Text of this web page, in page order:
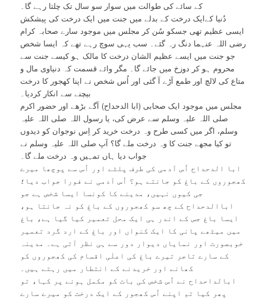
کے سائے کی طوالت میں سوار سو سال تک چلتا رہے گا۔
دُنیا کےایک درخت کے بدلے میں جنت میں ایک درخت کی پیشکش
ایسی عظیم تھی جسکو سُن کر مجلس میں موجود سارے صحابہ کرام
رضی اللہ عنہما دنگ رہ گئے۔ سب یہی سوچ رہے تھے کہ ایسا شخص
جو جنت میں ایسے عظیم الشان درخت کا مالک ہو کیسے جنت سے
محروم ہو کر دوزخ میں جائے گا۔ مگر وائے قسمت کہ دنیاوی مال و
متاع کی لالچ اور طمع آڑے آ گئی اور اُس شخص نے اپنا کھجور کا درخت
بیچنے سے انکار کردیا۔
مجلس میں موجود ایک صحابی (ابا الدحداح) آگے بڑھے اور حضور اکرم
صلی اللہ علیہ وسلم سے عرض کی، یا رسول اللہ صلی اللہ علیہ
وسلم، اگر میں کسی طرح وہ درخت خرید کر اِس نوجوان کو دیدوں
تو کیا مجھے جنت کا وہ درخت ملے گا؟ آپ صلی اللہ علیہ وسلم نے
جواب دیا ہاں تمہیں وہ درخت ملے گا۔
ابا الدحداح اُس آدمی کی طرف پلٹے اور اُس سے پوچھا میرے
کھجوروں کے باغ کو جانتے ہو؟ اُس آدمی نے فورا جواب دیا؛
جی کیوں نہیں، مدینے کا کونسا ایسا شخص ہے جو
اباالدحداح کے چھ سو کھجوروں کے باغ کو نہ جانتا ہو،
ایسا باغ جس کے اندر ہی ایک محل تعمیر کیا گیا ہے، باغ
میں میٹھے پانی کا ایک کنواں اور باغ کے ارد گرد تعمیر
خوبصورت اور نمایاں دیوار دور سے ہی نظر آتی ہے۔ مدینہ
کے سارے تاجر تیرے باغ کی اعلٰی اقسام کی کھجوروں کو
کھانے اور خریدنے کے انتطار میں رہتے ہیں۔
ابالداحداح نے اُس شخص کی بات کو مکمل ہونے پر کہا، تو
پھر کیا تم اپنے اُس کھجور کے ایک درخت کو میرے سارے